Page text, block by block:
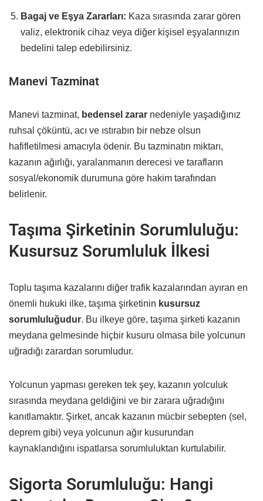
Bagaj ve Eşya Zararları: Kaza sırasında zarar gören
valiz, elektronik cihaz veya diğer kişisel eşyalarınızın
bedelini talep edebilirsiniz.
Manevi Tazminat
Manevi tazminat, bedensel zarar nedeniyle yaşadığınız
ruhsal çöküntü, acı ve ıstırabın bir nebze olsun
hafifletilmesi amacıyla ödenir. Bu tazminatın miktarı,
kazanın ağırlığı, yaralanmanın derecesi ve tarafların
sosyal/ekonomik durumuna göre hakim tarafından
belirlenir.
Taşıma Şirketinin Sorumluluğu:
Kusursuz Sorumluluk İlkesi
Toplu taşıma kazalarını diğer trafik kazalarından ayıran en
önemli hukuki ilke, taşıma şirketinin kusursuz
sorumluluğudur. Bu ilkeye göre, taşıma şirketi kazanın
meydana gelmesinde hiçbir kusuru olmasa bile yolcunun
uğradığı zarardan sorumludur.
Yolcunun yapması gereken tek şey, kazanın yolculuk
sırasında meydana geldiğini ve bir zarara uğradığını
kanıtlamaktır. Şirket, ancak kazanın mücbir sebepten (sel,
deprem gibi) veya yolcunun ağır kusurundan
kaynaklandığını ispatlarsa sorumluluktan kurtulabilir.
Sigorta Sorumluluğu: Hangi